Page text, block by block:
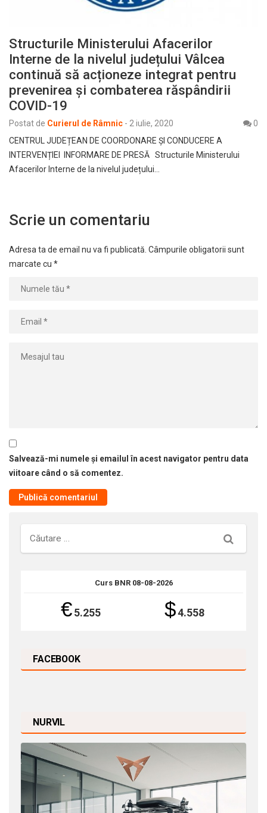
Structurile Ministerului Afacerilor
Interne de la nivelul județului Vâlcea
continuă să acționeze integrat pentru
prevenirea și combaterea răspândirii
COVID-19
Postat de Curierul de Râmnic - 2 iulie, 2020
0
CENTRUL JUDEȚEAN DE COORDONARE ȘI CONDUCERE A
INTERVENȚIEI INFORMARE DE PRESĂ Structurile Ministerului
Afacerilor Interne de la nivelul județului…
Scrie un comentariu
Adresa ta de email nu va fi publicată. Câmpurile obligatorii sunt
marcate cu *
Salvează-mi numele și emailul în acest navigator pentru data
viitoare când o să comentez.
Căutare
Curs BNR 08-08-2026
€5.255 $4.558
FACEBOOK
NURVIL